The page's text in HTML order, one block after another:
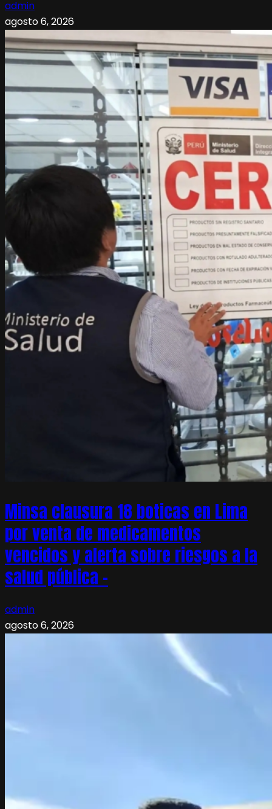
admin
agosto 6, 2026
Minsa clausura 18 boticas en Lima
por venta de medicamentos
vencidos y alerta sobre riesgos a la
salud pública –
admin
agosto 6, 2026